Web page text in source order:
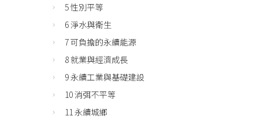
5 性別平等
6 淨水與衛生
7 可負擔的永續能源
8 就業與經濟成長
9 永續工業與基礎建設
10 消弭不平等
11 永續城鄉